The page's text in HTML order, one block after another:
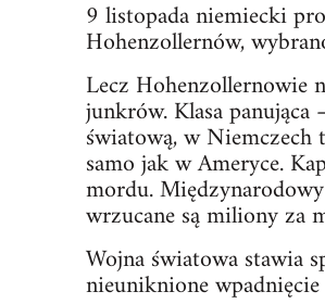
9 listopada niemiecki
Hohenzollernów,
Lecz
junkrów. Klasa
światową, w
samo jak w Ameryce.
mordu.
wrzucane są miliony za
Wojna światowa stawia
nieuniknione